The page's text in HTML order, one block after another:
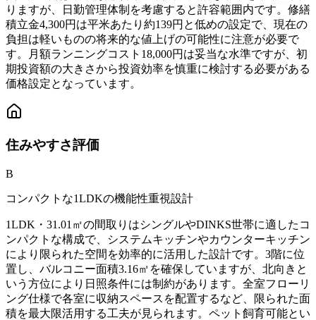
りますが、日勤管理体制を考慮すると許容範囲内です。修繕
積立金4,300円は平米あたり約139円と低めの設定で、現在の
負担は軽いものの将来的な値上げの可能性に注意が必要で
す。月額ランニングコスト18,000円は妥当な水準ですが、初
期投資額の大きさから投資効率を慎重に検討する必要がある
価格設定となっています。
住みやすさ評価
B
コンパクトな1LDKの機能性重視設計
1LDK・31.01㎡の間取りはシングルやDINKS世帯に適したコ
ンパクトな構成で、システムキッチンやカウンターキッチン
により限られた空間を効率的に活用した設計です。3階に位
置し、バルコニー面積3.16㎡を確保していますが、北向きと
いう方位により日照条件には制約があります。全室フローリ
ング仕様で各室に収納スペースを配置するなど、限られた面
積を最大限活用する工夫が見られます。ペット飼育可能とい